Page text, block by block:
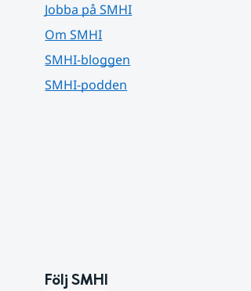
Jobba på SMHI
Om SMHI
SMHI-bloggen
SMHI-podden
Följ SMHI